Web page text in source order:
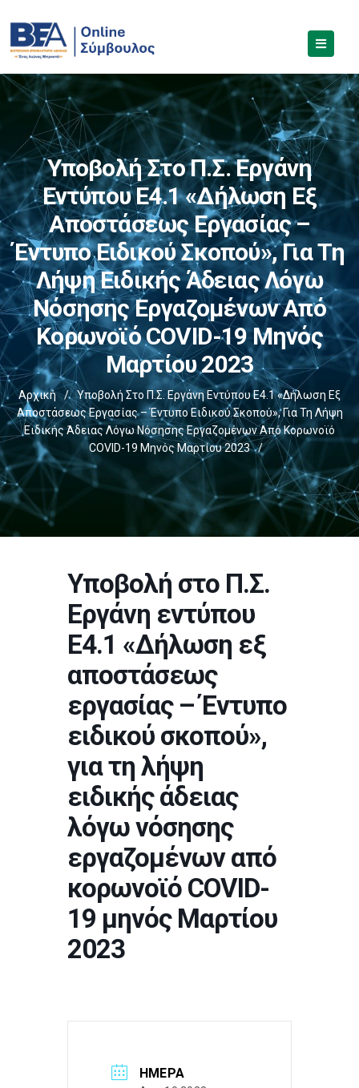
Υποβολή Στο Π.Σ. Εργάνη
Εντύπου Ε4.1 «Δήλωση Εξ
Αποστάσεως Εργασίας –
Έντυπο Ειδικού Σκοπού», Για Τη
Λήψη Ειδικής Άδειας Λόγω
Νόσησης Εργαζομένων Από
Κορωνοϊό COVID-19 Μηνός
Μαρτίου 2023
Αρχική /
Υποβολή Στο Π.Σ. Εργάνη Εντύπου Ε4.1 «Δήλωση Εξ
Αποστάσεως Εργασίας – Έντυπο Ειδικού Σκοπού», Για Τη Λήψη
Ειδικής Άδειας Λόγω Νόσησης Εργαζομένων Από Κορωνοϊό
COVID-19 Μηνός Μαρτίου 2023
/
Υποβολή στο Π.Σ.
Εργάνη εντύπου
Ε4.1 «Δήλωση εξ
αποστάσεως
εργασίας – Έντυπο
ειδικού σκοπού»,
για τη λήψη
ειδικής άδειας
λόγω νόσησης
εργαζομένων από
κορωνοϊό COVID-
19 μηνός Μαρτίου
2023
ΗΜΈΡΑ